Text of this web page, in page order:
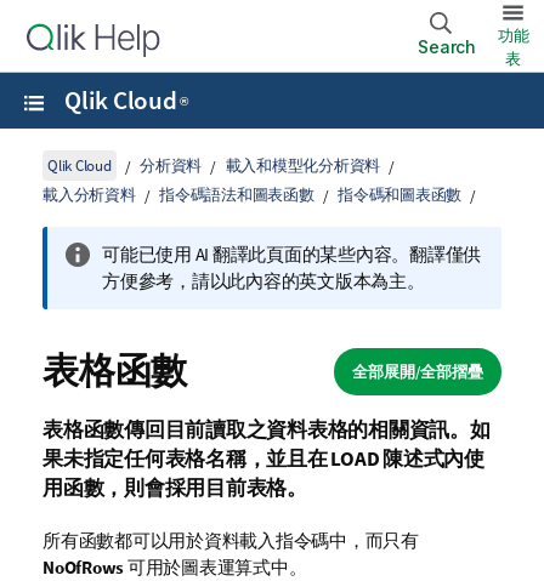
Search
功能
表
Qlik Cloud ®
Qlik Cloud 分析資料
載入和模型化分析資料
載入分析資料
指令碼語法和圖表函數 指令碼和圖表函數
可能已使用 AI 翻譯此頁面的某些內容。翻譯僅供
方便參考，請以此內容的英文版本為主。
全部展開/全部摺疊
表格函數
表格函數傳回目前讀取之資料表格的相關資訊。如
果未指定任何表格名稱，並且在LOAD 陳述式內使
用函數，則會採用目前表格。
所有函數都可以用於資料載入指令碼中，而只有
NoOfRows可用於圖表運算式中。